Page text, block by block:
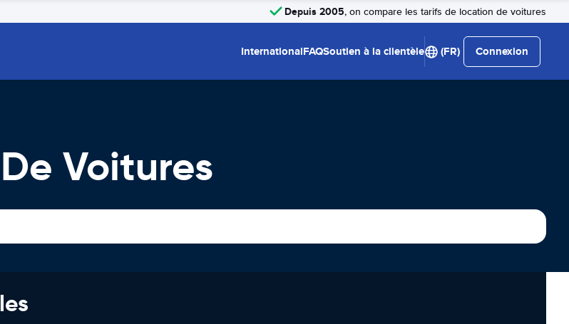
Depuis 2005, on compare les tarifs de location de voitures
InternationalFAQSoutien à la clientèle (FR) Connexion
Voitures